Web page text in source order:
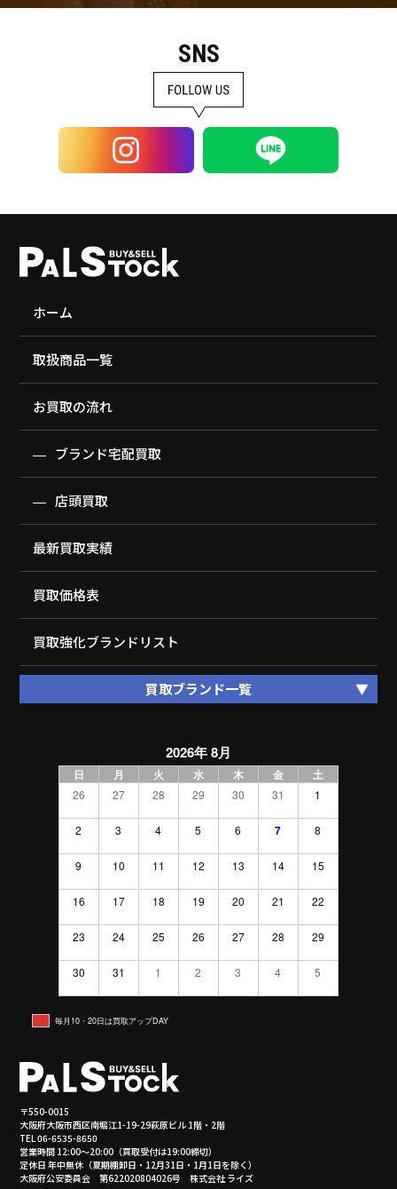
SNS
ホーム
取扱商品一覧
お買取の流れ
ブランド宅配買取
店頭買取
最新買取実績
買取価格表
買取強化ブランドリスト
買取ブランド一覧
2026年 8月
日 月 火 水 木 金 土
26 27 28 29 30 31 1
2 3 4 5 6 7 8
9 10 11 12 13 14 15
16 17 18 19 20 21 22
23 24 25 26 27 28 29
30 31 1 2 3 4 5
毎月10・20日は買取アップDAY
〒550-0015
大阪府大阪市西区南堀江1-19-29萩原ビル 1階・2階
TEL 06-6535-8650
営業時間 12:00～20:00（買取受付は19:00締切）
定休日 年中無休（夏期棚卸日・12月31日・1月1日を除く）
大阪府公安委員会 第622020804026号 株式会社 ライズ